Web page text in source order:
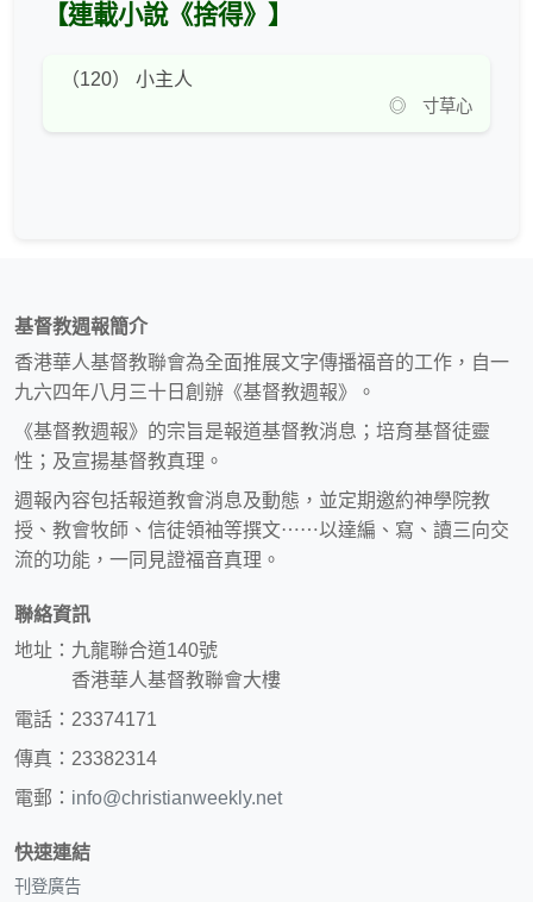
【連載小說《捨得》】
（120） 小主人
◎ 寸草心
基督教週報簡介
香港華人基督教聯會為全面推展文字傳播福音的工作，自一
九六四年八月三十日創辦《基督教週報》。
《基督教週報》的宗旨是報道基督教消息；培育基督徒靈
性；及宣揚基督教真理。
週報內容包括報道教會消息及動態，並定期邀約神學院教
授、教會牧師、信徒領袖等撰文⋯⋯以達編、寫、讀三向交
流的功能，一同見證福音真理。
聯絡資訊
地址：九龍聯合道140號
香港華人基督教聯會大樓
電話：23374171
傳真：23382314
電郵： info@christianweekly.net
快速連結
刊登廣告